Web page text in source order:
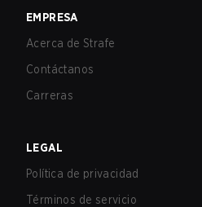
EMPRESA
Acerca de Strafe
Contáctanos
Carreras
LEGAL
Política de privacidad
Términos de servicio